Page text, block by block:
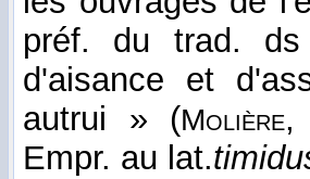
préf. du trad.
d'aisance et
autrui » (Molière
Empr. au lat.